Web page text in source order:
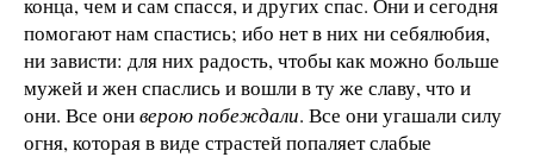
конца, чем и сам спасся, и других спас. Они и сегодня
помогают нам спастись; ибо нет в них ни себялюбия,
ни зависти: для них радость, чтобы как можно больше
мужей и жен спаслись и вошли в ту же славу, что и
они. Все ониверою побеждали. Все они угашали силу
огня, которая в виде страстей попаляет слабые